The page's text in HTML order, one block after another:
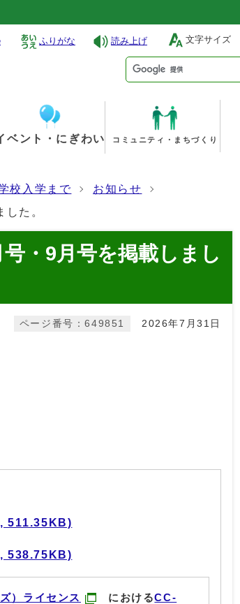
ふりがな 読み上げ 文字サイズ
ベント・にぎわい コミュニティ・まちづくり
校入学まで
お知らせ
た。
・9月号を掲載しまし
2026年7月31日
ページ番号：649851
, 511.35KB)
, 538.75KB)
）ライセンス におけるCC-